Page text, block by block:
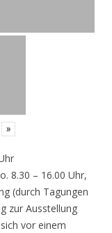
»
8.30 – 16.00 Uhr,
(durch Tagungen
zur Ausstellung
vor einem